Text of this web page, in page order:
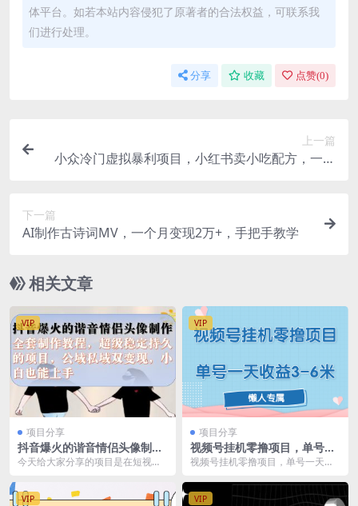
体平台。如若本站内容侵犯了原著者的合法权益，可联系我
们进行处理。
分享 收藏 点赞(0)
上一篇
小众冷门虚拟暴利项目，小红书卖小吃配方，一部
下一篇
AI制作古诗词MV，一个月变现2万+，手把手教学
相关文章
VIP
项目分享
抖音爆火的谐音情侣头像制作
全套制作教程，超级稳定持
今天给大家分享的项目是在短视频
VIP
项目分享
视频号挂机零撸项目，单号一
天收益3-6米，帐号越多收益
视频号挂机零撸项目，单号一天收
VIP VIP